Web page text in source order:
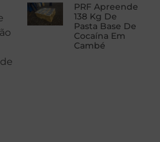
PRF Apreende
138 Kg De
Pasta Base De
Cocaína Em
Cambé